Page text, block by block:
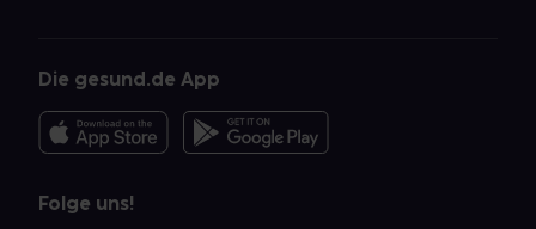
Die gesund.de App
Folge uns!